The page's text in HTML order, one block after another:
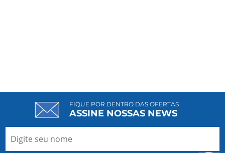
FIQUE POR DENTRO DAS OFERTAS
ASSINE NOSSAS NEWS